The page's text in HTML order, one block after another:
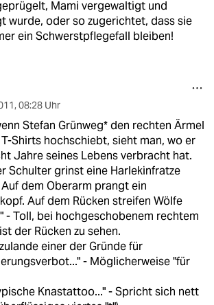
Mami vergewaltigt und
wurde, oder so zugerichtet, dass sie
ein Schwerstpflegefall bleiben!
, 08:28 Uhr
Stefan Grünweg* den rechten Ärmel
Shirts hochschiebt, sieht man, wo er
Jahre seines Lebens verbracht hat.
Schulter grinst eine Harlekinfratze
dem Oberarm prangt ein
Auf dem Rücken streifen Wölfe
- Toll, bei hochgeschobenem rechtem
der Rücken zu sehen.
einer der Gründe für
- Möglicherweise "für
Knastattoo..." - Spricht sich nett